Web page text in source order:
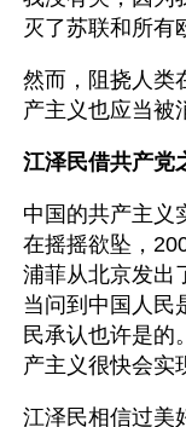
灭了苏联和所有
然而，阻挠人类
产主义也应当被
江泽民借共产党
中国的共产主义
在摇摇欲坠，
浦菲从北京发出
当问到中国人民
民承认也许是的
产主义很快会实
江泽民相信过美